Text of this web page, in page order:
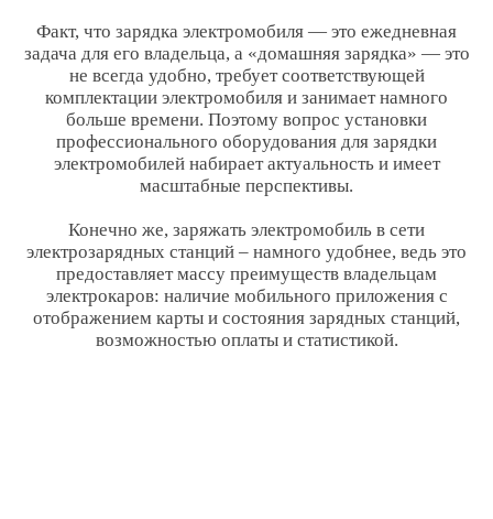
Факт, что зарядка электромобиля — это ежедневная
задача для его владельца, а «домашняя зарядка» — это
не всегда удобно, требует соответствующей
комплектации электромобиля и занимает намного
больше времени. Поэтому вопрос установки
профессионального оборудования для зарядки
электромобилей набирает актуальность и имеет
масштабные перспективы.
Конечно же, заряжать электромобиль в сети
электрозарядных станций – намного удобнее, ведь это
предоставляет массу преимуществ владельцам
электрокаров: наличие мобильного приложения с
отображением карты и состояния зарядных станций,
возможностью оплаты и статистикой.